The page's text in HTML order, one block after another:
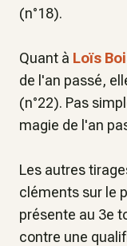
(n°18).
Quant à Loïs
de l'an passé,
(n°22). Pas
magie de l'an
Les autres
cléments sur le
présente au 3e
contre une